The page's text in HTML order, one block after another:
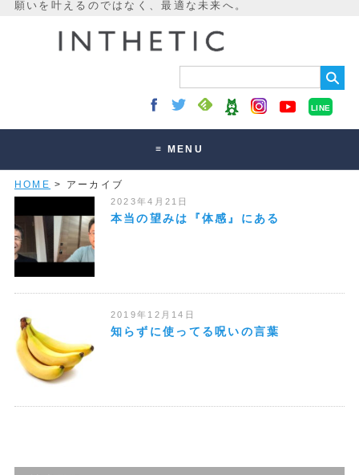
LINE
≡ MENU
講座・セッション
オンラインサロン
HOME > アーカイブ
2023年4月21日
本当の望みは『体感』にある
2019年12月14日
知らずに使ってる呪いの言葉